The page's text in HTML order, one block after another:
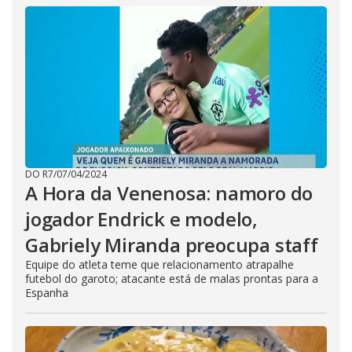
DO R7/07/04/2024
A Hora da Venenosa: namoro do
jogador Endrick e modelo,
Gabriely Miranda preocupa staff
Equipe do atleta teme que relacionamento atrapalhe
futebol do garoto; atacante está de malas prontas para a
Espanha